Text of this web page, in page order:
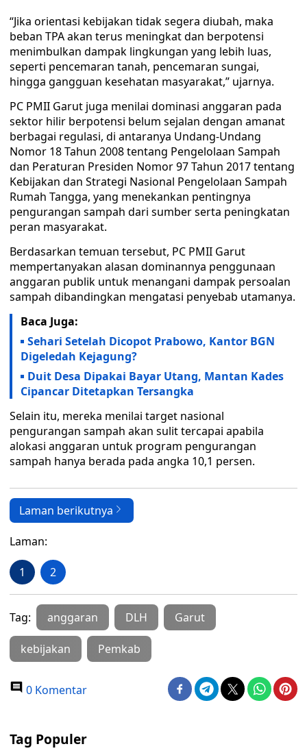
“Jika orientasi kebijakan tidak segera diubah, maka
beban TPA akan terus meningkat dan berpotensi
menimbulkan dampak lingkungan yang lebih luas,
seperti pencemaran tanah, pencemaran sungai,
hingga gangguan kesehatan masyarakat,” ujarnya.
PC PMII Garut juga menilai dominasi anggaran pada
sektor hilir berpotensi belum sejalan dengan amanat
berbagai regulasi, di antaranya Undang-Undang
Nomor 18 Tahun 2008 tentang Pengelolaan Sampah
dan Peraturan Presiden Nomor 97 Tahun 2017 tentang
Kebijakan dan Strategi Nasional Pengelolaan Sampah
Rumah Tangga, yang menekankan pentingnya
pengurangan sampah dari sumber serta peningkatan
peran masyarakat.
Berdasarkan temuan tersebut, PC PMII Garut
mempertanyakan alasan dominannya penggunaan
anggaran publik untuk menangani dampak persoalan
sampah dibandingkan mengatasi penyebab utamanya.
Baca Juga:
Sehari Setelah Dicopot Prabowo, Kantor BGN
Digeledah Kejagung?
Duit Desa Dipakai Bayar Utang, Mantan Kades
Cipancar Ditetapkan Tersangka
Selain itu, mereka menilai target nasional
pengurangan sampah akan sulit tercapai apabila
alokasi anggaran untuk program pengurangan
sampah hanya berada pada angka 10,1 persen.
Laman berikutnya
Laman:
1 2
Tag: anggaran DLH Garut
kebijakan Pemkab
0 Komentar
Tag Populer